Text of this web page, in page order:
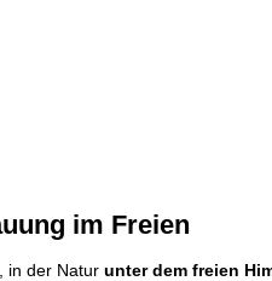
im Freien
in der Natur unter dem freien